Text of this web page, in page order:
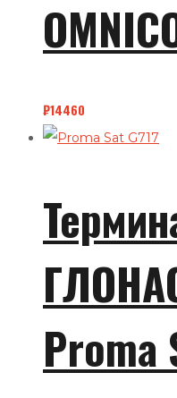
₽14460
Proma